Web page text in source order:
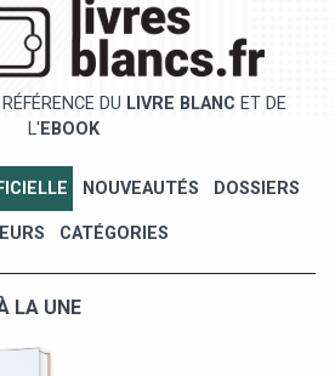
DU LIVRE BLANC ET DE
L' EBOOK
NOUVEAUTÉS DOSSIERS
CATÉGORIES
LA UNE